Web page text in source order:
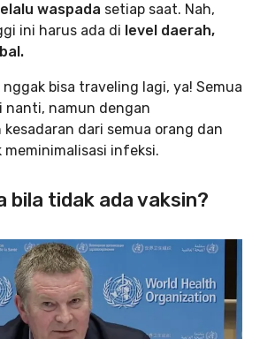
waspada setiap saat. Nah,
ini harus ada di level daerah,
bisa traveling lagi, ya! Semua
nanti, namun dengan
kesadaran dari semua orang dan
infeksi.
bila tidak ada vaksin?